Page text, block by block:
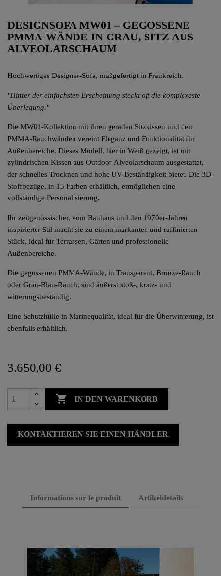
DESIGNSOFA MW01 – GEGOSSENE
PMMA-WÄNDE IN GRAU, SITZ AUS
ALVEOLARSCHAUM
Hochwertiges Designer-Sofa, maßgefertigt in Frankreich.
"Hinter der einfachsten Erscheinung steckt oft die komplexeste
Überlegung."
Die MW01-Kollektion mit ihren geraden Sitzkissen und den
PMMA-Rauchwänden vereint Eleganz und Funktionalität für
Außenbereiche. Dieses Modell, hier in Weiß gezeigt, ist mit
zylindrischen Kissen aus Outdoor-Alveolarschaum ausgestattet,
der schnelles Trocknen und hohe UV-Beständigkeit bietet. Die 3D-
Stoffbezüge, in 15 Farben erhältlich, ermöglichen eine
vollständige Personalisierung.
Ihr zeitgenössischer, vom Bauhaus und den 1970er-Jahren
inspirierter Stil macht sie zu einem markanten und raffinierten
Stück, ideal für Terrassen, Gärten und professionelle
Außenbereiche.
Die gegossenen PMMA-Wände, in Transparent, Bronze-Rauch
oder Grau-Blau-Rauch, sind äußerst stoß-, kratz- und
witterungsbeständig.
Eine Schutzhülle in Marinequalität, ideal für die Überwinterung, ist
ebenfalls erhältlich.
3.650,00 €
 IN DEN WARENKORB
KONTAKTIEREN SIE EINEN HÄNDLER
Informations sur le produit Artikeldetails